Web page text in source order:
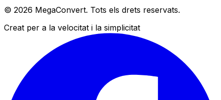
© 2026 MegaConvert. Tots els drets reservats.
Creat per a la velocitat i la simplicitat